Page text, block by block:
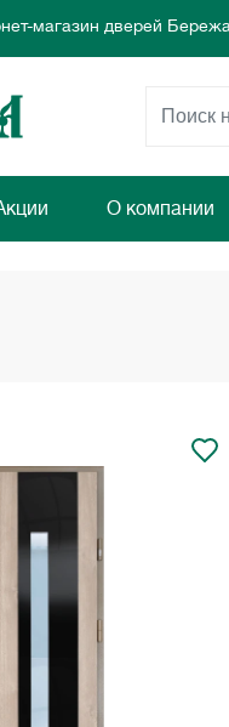
магазин дверей
предложения каждый
магазин дверей
предложения каждый
О компании